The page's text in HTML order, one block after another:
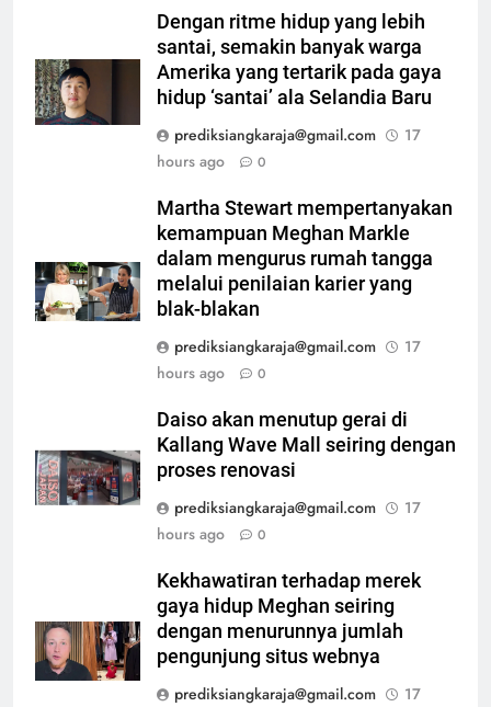
Dengan ritme hidup yang lebih
santai, semakin banyak warga
Amerika yang tertarik pada gaya
hidup ‘santai’ ala Selandia Baru
prediksiangkaraja@gmail.com
17
hours ago
0
Martha Stewart mempertanyakan
kemampuan Meghan Markle
dalam mengurus rumah tangga
melalui penilaian karier yang
blak-blakan
prediksiangkaraja@gmail.com
17
hours ago
0
Daiso akan menutup gerai di
Kallang Wave Mall seiring dengan
proses renovasi
prediksiangkaraja@gmail.com
17
hours ago
0
Kekhawatiran terhadap merek
gaya hidup Meghan seiring
dengan menurunnya jumlah
pengunjung situs webnya
prediksiangkaraja@gmail.com
17